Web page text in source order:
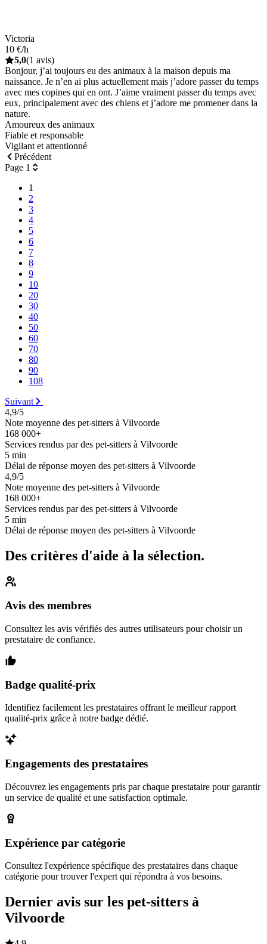
Victoria
10 €/h
5,0(1 avis)
Bonjour, j’ai toujours eu des animaux à la maison depuis ma
naissance. Je n’en ai plus actuellement mais j’adore passer du temps
avec mes copines qui en ont. J’aime vraiment passer du temps avec
eux, principalement avec des chiens et j’adore me promener dans la
nature.
Amoureux des animaux
Fiable et responsable
Vigilant et attentionné
Précédent
Page 1
1
2
3
4
5
6
7
8
9
10
20
30
40
50
60
70
80
90
108
Suivant
4,9/5
Note moyenne des pet-sitters à Vilvoorde
168 000+
Services rendus par des pet-sitters à Vilvoorde
5 min
Délai de réponse moyen des pet-sitters à Vilvoorde
4,9/5
Note moyenne des pet-sitters à Vilvoorde
168 000+
Services rendus par des pet-sitters à Vilvoorde
5 min
Délai de réponse moyen des pet-sitters à Vilvoorde
Des critères d'aide à la sélection.
Avis des membres
Consultez les avis vérifiés des autres utilisateurs pour choisir un
prestataire de confiance.
Badge qualité-prix
Identifiez facilement les prestataires offrant le meilleur rapport
qualité-prix grâce à notre badge dédié.
Engagements des prestataires
Découvrez les engagements pris par chaque prestataire pour garantir
un service de qualité et une satisfaction optimale.
Expérience par catégorie
Consultez l'expérience spécifique des prestataires dans chaque
catégorie pour trouver l'expert qui répondra à vos besoins.
Dernier avis sur les pet-sitters à
Vilvoorde